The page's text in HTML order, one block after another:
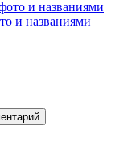
и названиями